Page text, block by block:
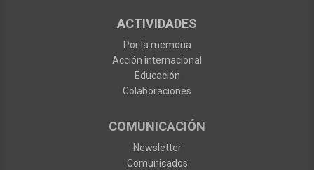
ACTIVIDADES
Por la memoria
Acción internacional
Educación
Colaboraciones
COMUNICACIÓN
Newsletter
Comunicados